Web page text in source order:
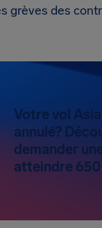
grèves des
Votre vol
annulé?
demander
atteindre 650